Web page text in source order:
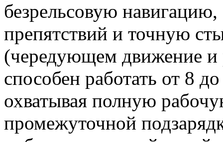
безрельсовую
препятствий и точную
(чередующем движение
способен работать от 8
охватывая полную
промежуточной